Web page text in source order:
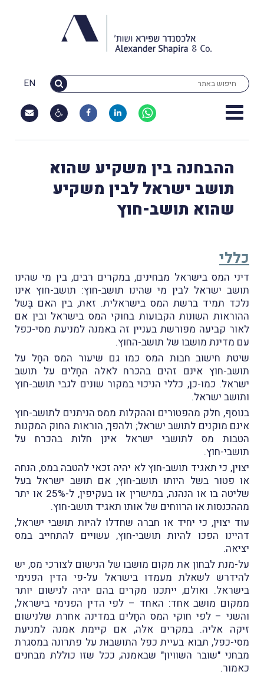
EN
ההבחנה בין משקיע שהוא
תושב ישראל לבין משקיע
שהוא תושב-חוץ
כללי
דיני המס בישראל מבחינים, במקרים רבים, בין מי שהינו
תושב ישראל לבין מי שהינו תושב-חוץ: תושב-חוץ אינו
נלכד תמיד ברשת המס בישראלית. זאת, בין האם בְּשל
ההוראות השונות הקבועות בחוקי המס בישראל ובין אם
לאור קביעה מפורשת בעניין זה באמנה למניעת מסי-כפל
עם מדינת מושבו של תושב-החוץ.
שיטת חישוב חבות המס כמו גם שיעור המס החָל על
תושב-חוץ אינם זהים בהכרח לאלה החָלים על תושב
ישראל. כמו-כן, כללי הניכוי במקור שונים לגבי תושב-חוץ
ותושב ישראל.
בנוסף, חלק מהפטורים וההקלות ממס הניתנים לתושב-חוץ
אינם מוקנים לתושב ישראל; ולהפך, הוראות החוק המקנות
הטבות מס לתושבי ישראל אינן חלות בהכרח על
תושבי-חוץ.
יצוין, כי תאגיד תושב-חוץ לא יהיה זכאי להטבה במס, הנחה
או פטור בשל היותו תושב-חוץ, אם תושב ישראל בעל
שליטה בו או הנהנה, במישרין או בעקיפין, ל-25% או יתר
מההכנסות או הרווחים של אותו תאגיד תושב-חוץ.
עוד יצוין, כי יחיד או חברה שחדלו להיות תושבי ישראל,
דהיינו הפכו להיות תושבי-חוץ, עשויים להתחייב במס
יציאה.
על-מנת לבחון את מקום מושבו של הנישום לצורכי מס, יש
להידרש לשאלת מעמדו בישראל על-פי הדין הפנימי
בישראל. ואולם, ייתכנו מקרים בהם יהיה לנישום יותר
ממקום מושב אחד: האחד – לפי הדין הפנימי בישראל,
והשני – לפי חוקי המס החָלים במדינה אחרת שלנישום
זיקה אליה. במקרים אלה, אם קיימת אמנה למניעת
מסי-כפל, תבוא בעיית כפל התושבוּת על פתרונה במסגרת
מבחני "שובר השוויון" שבאמנה, ככל שזו כוללת מבחנים
כאמור.